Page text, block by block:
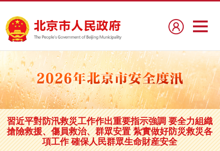
習近平對防汛救災工作作出重要指示強調 要全力組織
搶險救援、傷員救治、群眾安置 紮實做好防災救災各
項工作 確保人民群眾生命財産安全